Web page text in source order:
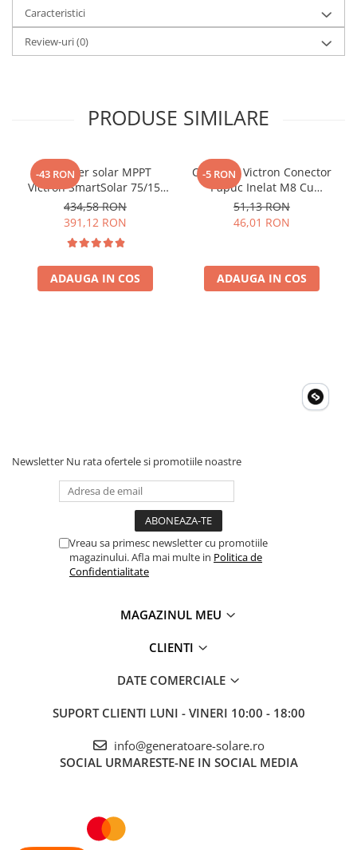
Acumulatori Standard Plumb
Acumulatori Litiu
Roboti Pornire Auto
Statii de incarcare vehicule
UPS Centrale Termice
Scule si aparate
Testere
Multimetre de Banc
Accesorii instrumente de masura
Luxmetru
Osciloscoape
Greutate (kg) 1.3;
Va rugam sa consultati cartea tehnica pentru detalii
complete!
Caracteristici
Review-uri(0)
PRODUSE SIMILARE
-43 RON
Controler solar MPPT
Victron SmartSolar 75/15,
15A 12V/24V, cu Bluetooth
integrat
434,58 RON
391,12 RON
ADAUGA IN COS
-5 RON
Conector Victron Conector
Papuc Inelat M8 Cu
Siguranta Fuzibila Ato De
30A Bpc900110014 M8,
siguranta (BPC900110014)
51,13 RON
46,01 RON
ADAUGA IN COS
Newsletter Nu rata ofertele si promotiile noastre
Vreau sa primesc newsletter cu promotiile
magazinului. Afla mai multe in Politica de
Confidentialitate
MAGAZINUL MEU
CLIENTI
DATE COMERCIALE
SUPORT CLIENTI LUNI - VINERI 10:00 - 18:00
info@generatoare-solare.ro
SOCIAL URMARESTE-NE IN SOCIAL MEDIA